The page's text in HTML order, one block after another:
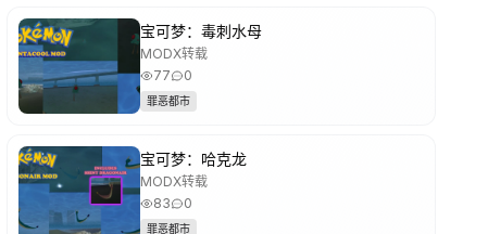
宝可梦：毒刺水母
MODX转载
77
0
罪恶都市
宝可梦：哈克龙
MODX转载
83
0
罪恶都市